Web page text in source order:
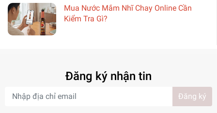
Mua Nước Mắm Nhĩ Chay Online Cần
Kiểm Tra Gì?
Đăng ký nhận tin
Đăng ký